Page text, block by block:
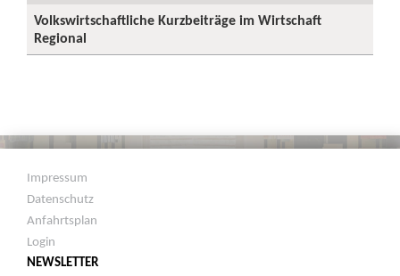
Volkswirtschaftliche Kurzbeiträge im Wirtschaft
Regional
Impressum
Datenschutz
Anfahrtsplan
Login
NEWSLETTER